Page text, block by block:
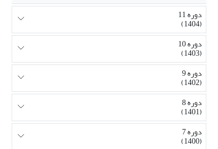
دوره 11
(1404)
دوره 10
(1403)
دوره 9
(1402)
دوره 8
(1401)
دوره 7
(1400)